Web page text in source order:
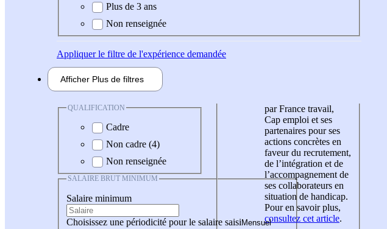
Plus de 3 ans
Non renseignée
Appliquerle filtre de l'expérience demandée
Afficher Plus de filtres
QUALIFICATION
Cadre
Non cadre (4)
Non renseignée
SALAIRE BRUT MINIMUM
Salaire minimum
Choisissez une périodicité pour le salaire saisi
par France travail,
Cap emploi et ses
partenaires pour ses
actions concrètes en
faveur du recrutement,
de l’intégration et de
l’accompagnement de
ses collaborateurs en
situation de handicap.
Pour en savoir plus,
consultez cet article.